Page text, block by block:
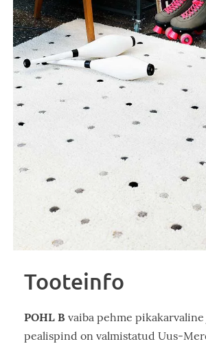
Tooteinfo
POHL B vaiba pehme
pealispind on valmistatud Uus-